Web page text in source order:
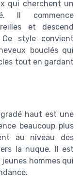
qui cherchent un
Il commence
et descend
style convient
bouclés qui
tout en gardant
haut est une
beaucoup plus
au niveau des
la nuque. Il est
hommes qui